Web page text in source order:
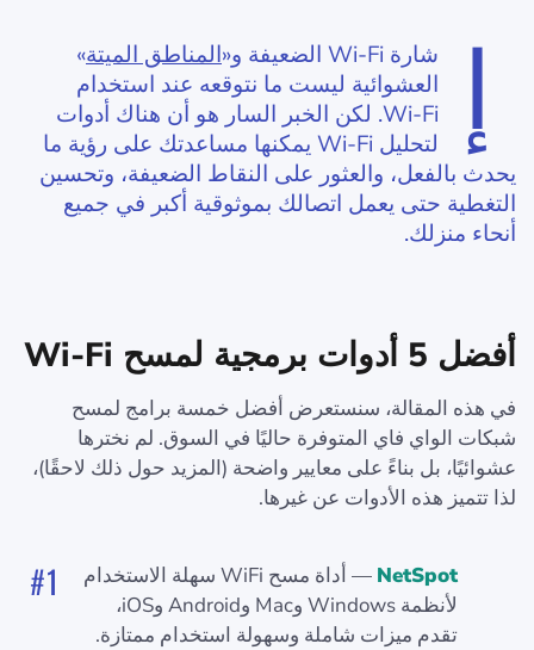
إ شارة Wi‑Fi الضعيفة و« المناطق الميتة»
العشوائية ليست ما نتوقعه عند استخدام
Wi‑Fi. لكن الخبر السار هو أن هناك أدوات
لتحليل Wi‑Fi يمكنها مساعدتك على رؤية ما
يحدث بالفعل، والعثور على النقاط الضعيفة، وتحسين
التغطية حتى يعمل اتصالك بموثوقية أكبر في جميع
أنحاء منزلك.
أفضل 5 أدوات برمجية لمسح Wi-Fi
في هذه المقالة، سنستعرض أفضل خمسة برامج لمسح
شبكات الواي فاي المتوفرة حاليًا في السوق. لم نخترها
عشوائيًا، بل بناءً على معايير واضحة (المزيد حول ذلك لاحقًا)،
لذا تتميز هذه الأدوات عن غيرها.
NetSpot
— أداة مسح WiFi سهلة الاستخدام
لأنظمة Windows وMac وAndroid وiOS،
تقدم ميزات شاملة وسهولة استخدام ممتازة.